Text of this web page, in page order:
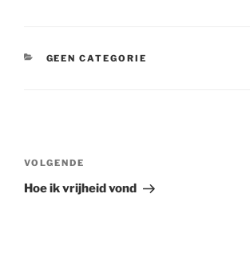
CATEGORIEËN
GEEN CATEGORIE
navigatie
Volgend
bericht
VOLGENDE
Hoe ik vrijheid vond